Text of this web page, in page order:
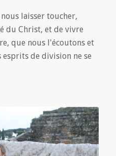
laisser toucher,
du Christ, et de vivre
que nous l'écoutons et
de division ne se